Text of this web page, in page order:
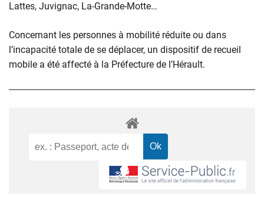
Lattes, Juvignac, La-Grande-Motte…
Concernant les personnes à mobilité réduite ou dans
l’incapacité totale de se déplacer, un dispositif de recueil
mobile a été affecté à la Préfecture de l’Hérault.